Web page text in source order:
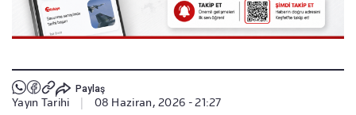
Paylaş
Yayın Tarihi 08 Haziran, 2026 - 21:27